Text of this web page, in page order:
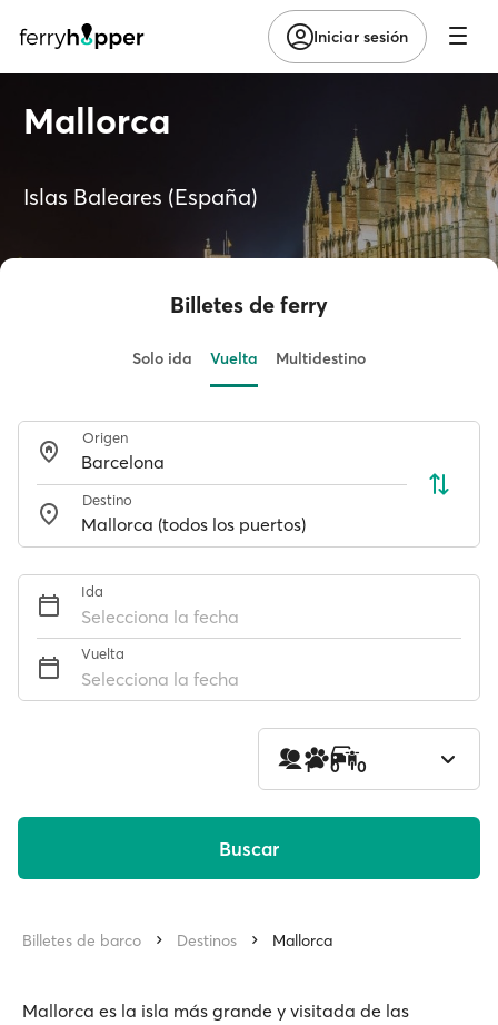
Iniciar sesión
Mallorca
Islas Baleares (España)
Billetes de ferry
Solo ida Vuelta Multidestino
Origen
Destino
Ida
Selecciona la fecha
Vuelta
Selecciona la fecha
1 0 0
Buscar
Billetes de barco Destinos Mallorca
Mallorca es la isla más grande y visitada de las